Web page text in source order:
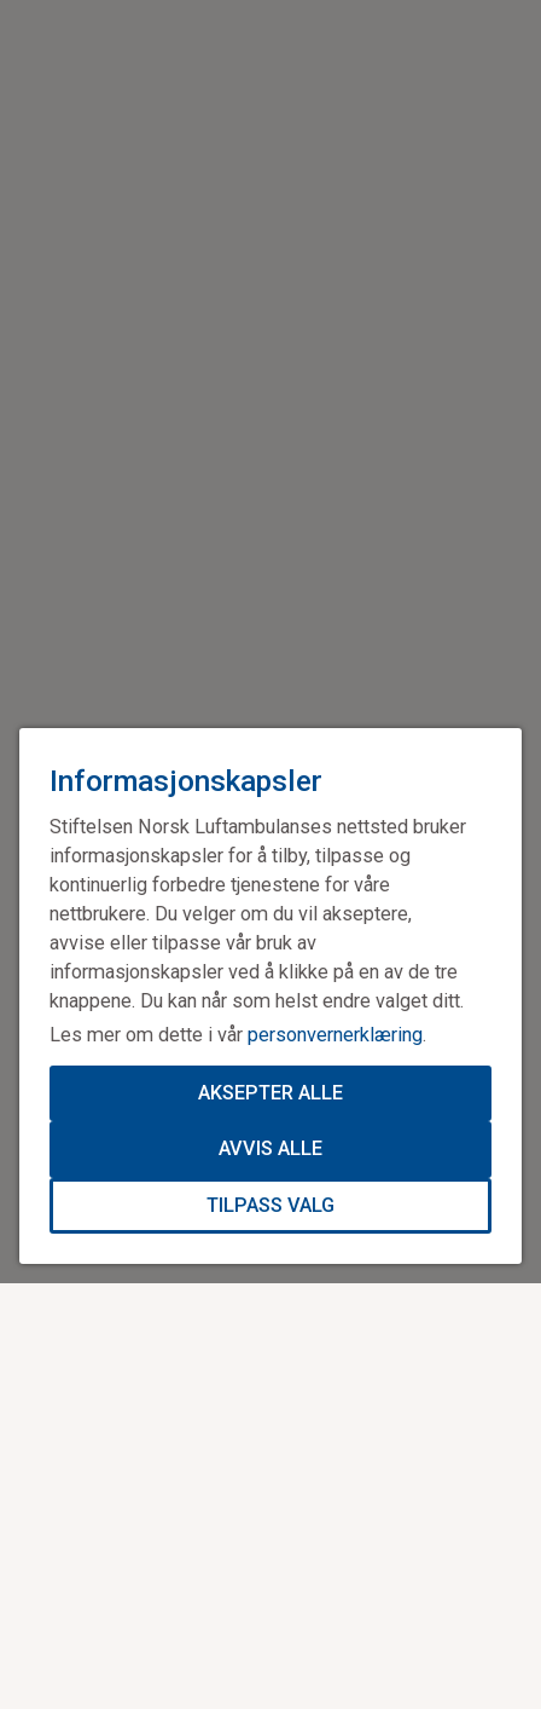
Informasjonskapsler
Stiftelsen Norsk Luftambulanses nettsted bruker
informasjonskapsler for å tilby, tilpasse og
kontinuerlig forbedre tjenestene for våre
nettbrukere. Du velger om du vil akseptere,
avvise eller tilpasse vår bruk av
informasjonskapsler ved å klikke på en av de tre
knappene. Du kan når som helst endre valget ditt.
Les mer om dette i vår personvernerklæring.
AKSEPTER ALLE
AVVIS ALLE
TILPASS VALG